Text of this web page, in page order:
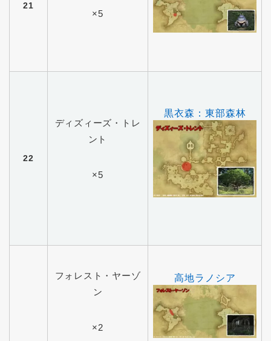
21
×5
22
ディズィーズ・トレ
ント
×5
黒衣森：東部森林
フォレスト・ヤーゾ
ン
×2
高地ラノシア